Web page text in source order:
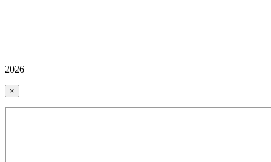
2026
×